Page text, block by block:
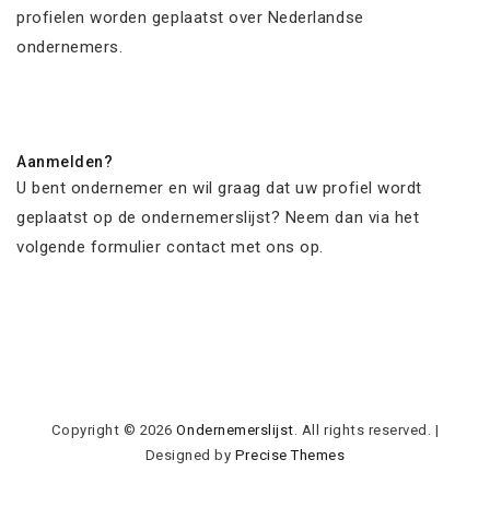
profielen worden geplaatst over Nederlandse
ondernemers.
Aanmelden?
U bent ondernemer en wil graag dat uw profiel wordt
geplaatst op de ondernemerslijst? Neem dan via het
volgende formulier contact met ons op.
Copyright © 2026Ondernemerslijst. All rights reserved. |
Designed by Precise Themes